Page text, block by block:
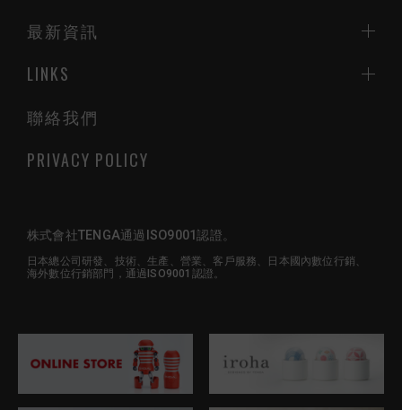
最新資訊
聯絡我們
PRIVACY POLICY
LINKS
株式會社TENGA通過ISO9001認證。
日本總公司研發、技術、生產、營業、客戶服務、日本國內數位行銷、
海外數位行銷部門，通過ISO9001認證。